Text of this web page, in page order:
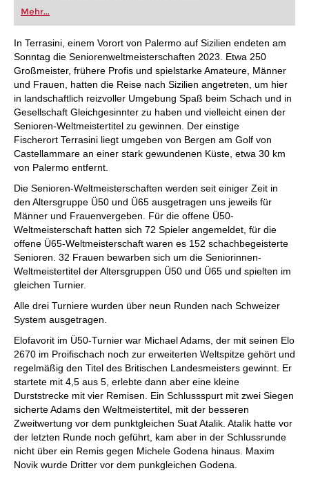
oder bereits auf Turnierniveau spielen: Mit
FRITZ trainieren Sie effizienter, intelligenter und
individueller als je zuvor.
Mehr...
In Terrasini, einem Vorort von Palermo auf Sizilien endeten am
Sonntag die Seniorenweltmeisterschaften 2023. Etwa 250
Großmeister, frühere Profis und spielstarke Amateure, Männer
und Frauen, hatten die Reise nach Sizilien angetreten, um hier
in landschaftlich reizvoller Umgebung Spaß beim Schach und in
Gesellschaft Gleichgesinnter zu haben und vielleicht einen der
Senioren-Weltmeistertitel zu gewinnen. Der einstige
Fischerort Terrasini liegt umgeben von Bergen am Golf von
Castellammare an einer stark gewundenen Küste, etwa 30 km
von Palermo entfernt.
Die Senioren-Weltmeisterschaften werden seit einiger Zeit in
den Altersgruppe Ü50 und Ü65 ausgetragen uns jeweils für
Männer und Frauenvergeben. Für die offene Ü50-
Weltmeisterschaft hatten sich 72 Spieler angemeldet, für die
offene Ü65-Weltmeisterschaft waren es 152 schachbegeisterte
Senioren. 32 Frauen bewarben sich um die Seniorinnen-
Weltmeistertitel der Altersgruppen Ü50 und Ü65 und spielten im
gleichen Turnier.
Alle drei Turniere wurden über neun Runden nach Schweizer
System ausgetragen.
Elofavorit im Ü50-Turnier war Michael Adams, der mit seinen Elo
2670 im Proifischach noch zur erweiterten Weltspitze gehört und
regelmäßig den Titel des Britischen Landesmeisters gewinnt. Er
startete mit 4,5 aus 5, erlebte dann aber eine kleine
Durststrecke mit vier Remisen. Ein Schlussspurt mit zwei Siegen
sicherte Adams den Weltmeistertitel, mit der besseren
Zweitwertung vor dem punktgleichen Suat Atalik. Atalik hatte vor
der letzten Runde noch geführt, kam aber in der Schlussrunde
nicht über ein Remis gegen Michele Godena hinaus. Maxim
Novik wurde Dritter vor dem punkgleichen Godena.